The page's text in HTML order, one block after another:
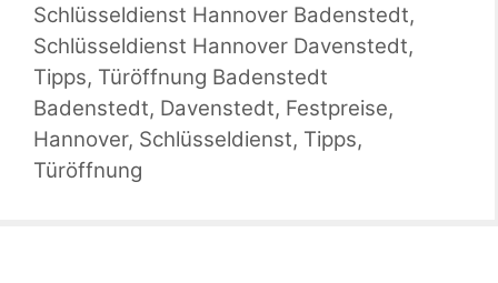
Kategorien
Schlüsseldienst Hannover Badenstedt,
Schlüsseldienst Hannover Davenstedt,
Tipps, Türöffnung Badenstedt
Schlagwörter
Badenstedt, Davenstedt, Festpreise,
Hannover, Schlüsseldienst, Tipps,
Türöffnung